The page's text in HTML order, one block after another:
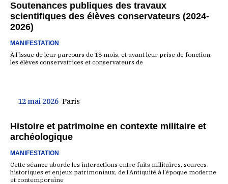
Soutenances publiques des travaux
scientifiques des élèves conservateurs (2024-
2026)
MANIFESTATION
À l’issue de leur parcours de 18 mois, et avant leur prise de fonction,
les élèves conservatrices et conservateurs de
12 mai 2026 Paris
Histoire et patrimoine en contexte militaire et
archéologique
MANIFESTATION
Cette séance aborde les interactions entre faits militaires, sources
historiques et enjeux patrimoniaux, de l’Antiquité à l’époque moderne
et contemporaine